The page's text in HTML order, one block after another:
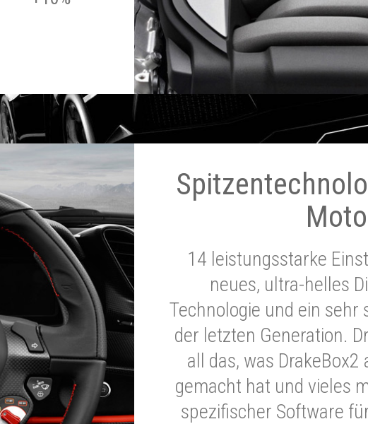
14 leistungsstarke
neues, ultra-helles
Technologie und ein sehr
der letzten Generation.
all das, was
gemacht hat und vieles
spezifischer Software